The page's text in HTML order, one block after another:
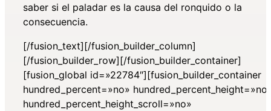
saber si el paladar es la causa del ronquido o la
consecuencia.
[/fusion_text][/fusion_builder_column]
[/fusion_builder_row][/fusion_builder_container]
[fusion_global id=»22784″][fusion_builder_container
hundred_percent=»no»
hundred_percent_height_scroll=»no»